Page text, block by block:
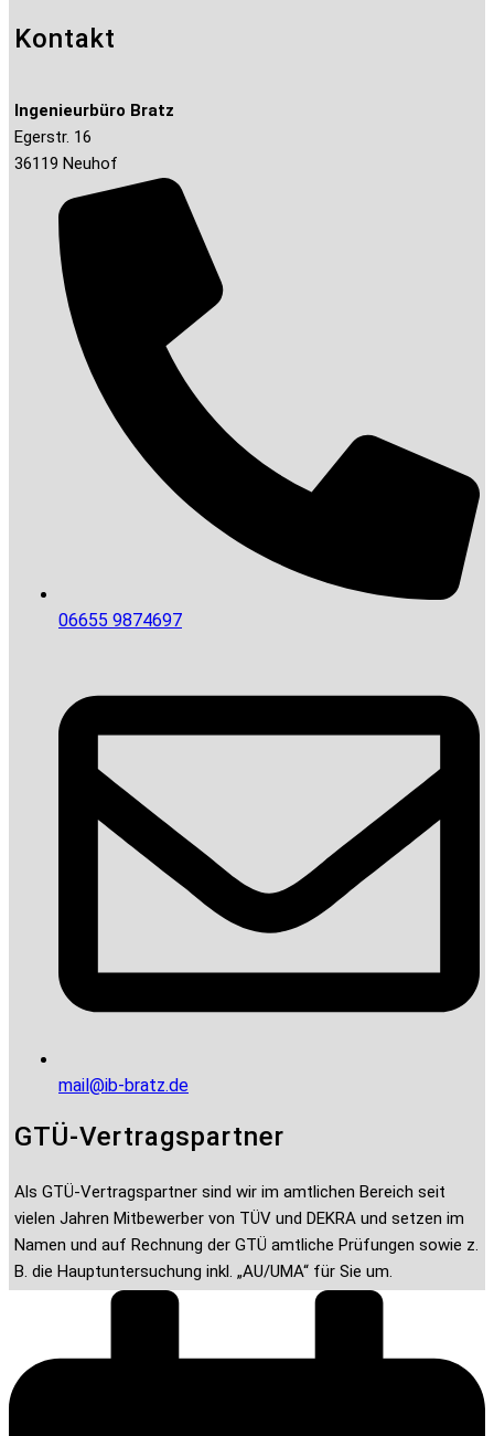
Kontakt
Ingenieurbüro Bratz
Egerstr. 16
36119 Neuhof
06655 9874697
mail@ib-bratz.de
GTÜ-Vertragspartner
Als GTÜ-Vertragspartner sind wir im amtlichen Bereich seit
vielen Jahren Mitbewerber von TÜV und DEKRA und setzen im
Namen und auf Rechnung der GTÜ amtliche Prüfungen sowie z.
B. die Hauptuntersuchung inkl. „AU/UMA“ für Sie um.